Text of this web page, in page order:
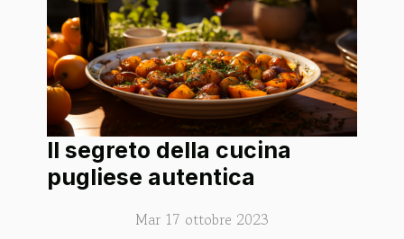
Il segreto della cucina
pugliese autentica
Mar 17 ottobre 2023